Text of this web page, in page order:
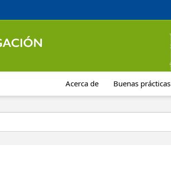
Acerca de Buenas prácticas